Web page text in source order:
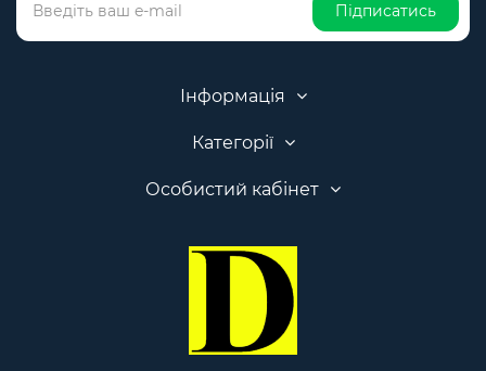
Підписатись
Інформація
Категорії
Особистий кабінет